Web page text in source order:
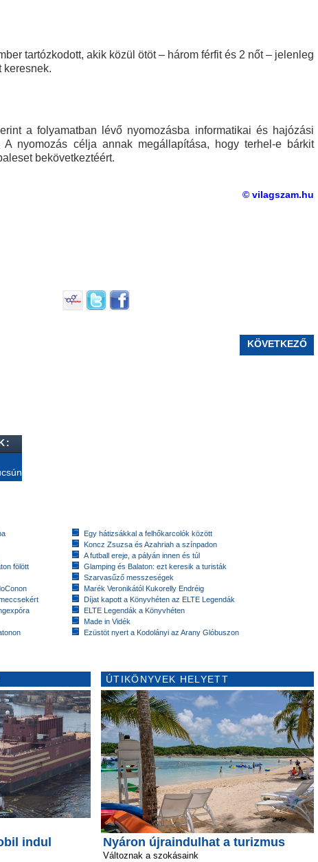
tartózkodott, akik közül ötöt – három férfit és 2 nőt – jelenleg
keresnek.
a folyamatban lévő nyomozásba informatikai és hajózási
A nyomozás célja annak megállapítása, hogy terhel-e bárkit
bekövetkeztéért.
© vilagszam.hu
KÖVETKEZŐ
fölött
Egy hátizsákkal a felhőkarcolók között
Koncz Zsuzsa és Azahriah a színpadon
A futball ereje, a pályán innen és túl
Glamping és Balaton: ezt keresik a turisták
Szarvasűző messzeségek
Marék Veronikától Kukorelly Endréig
Díjat kapott a Könyvhéten az ELTE Legendák
ELTE Legendák a Könyvhéten
Made in Vidék
Ezüstöt nyert a Kodolányi az Arany Glóbuszon
indul
ÚTIKÖNYVEK HELYETT
Nyáron újraindulhat a turizmus
Változnak a szokásaink